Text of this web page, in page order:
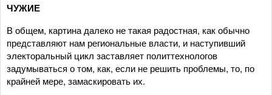
ЧУЖИЕ
В общем, картина далеко не такая радостная, как обычно
представляют нам региональные власти, и наступивший
электоральный цикл заставляет политтехнологов
задумываться о том, как, если не решить проблемы, то, по
крайней мере, замаскировать их.